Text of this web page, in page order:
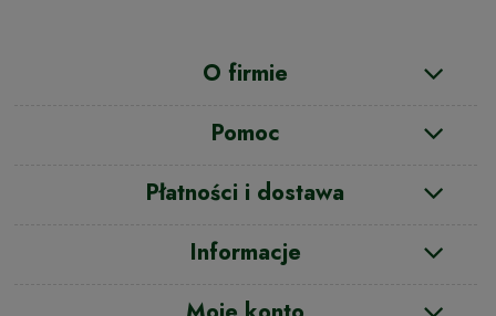
O firmie
Pomoc
Płatności i dostawa
Informacje